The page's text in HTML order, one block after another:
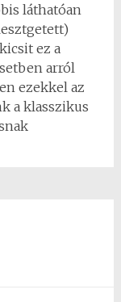
láthatóan
ez a
arról
ezekkel az
a klasszikus